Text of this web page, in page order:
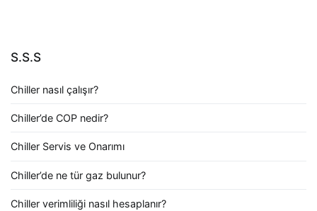
S.S.S
Chiller nasıl çalışır?
Chiller’de COP nedir?
Chiller Servis ve Onarımı
Chiller’de ne tür gaz bulunur?
Chiller verimliliği nasıl hesaplanır?